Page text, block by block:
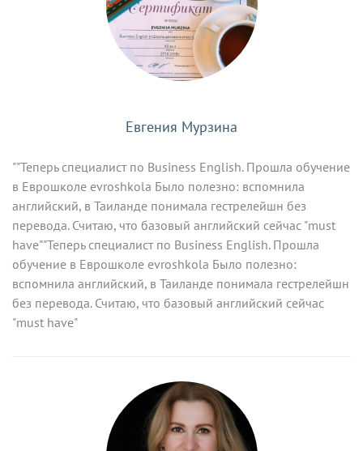
Евгения Мурзина
""Теперь специалист по Business English. Прошла обучение
в Еврошколе evroshkola Было полезно: вспомнила
английский, в Таиланде понимала гестрелейшн без
перевода. Считаю, что базовый английский сейчас "must
have""Теперь специалист по Business English. Прошла
обучение в Еврошколе evroshkola Было полезно:
вспомнила английский, в Таиланде понимала гестрелейшн
без перевода. Считаю, что базовый английский сейчас
"must have"